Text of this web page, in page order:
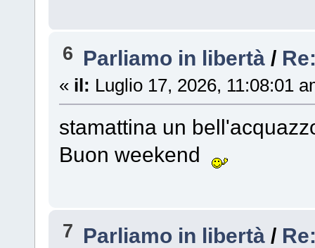
6 Parliamo in libertà /
« il: Luglio 17, 2026, 11:08:01
stamattina un
Buon weekend
7 Parliamo in libertà /